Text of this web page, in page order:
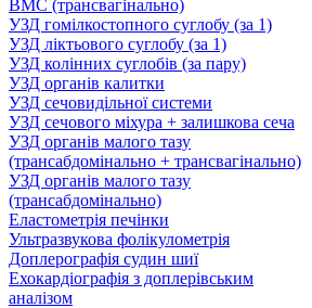
ВМС (трансвагінально)
УЗД гомілкостопного суглобу (за 1)
УЗД ліктьового суглобу (за 1)
УЗД колінних суглобів (за пару)
УЗД органів калитки
УЗД сечовидільної системи
УЗД сечового міхура + залишкова сеча
УЗД органів малого тазу
(трансабдомінально + трансвагінально)
УЗД органів малого тазу
(трансабдомінально)
Еластометрія печінки
Ультразвукова фолікулометрія
Доплерографія судин шиї
Ехокардіографія з доплерівським
аналізом